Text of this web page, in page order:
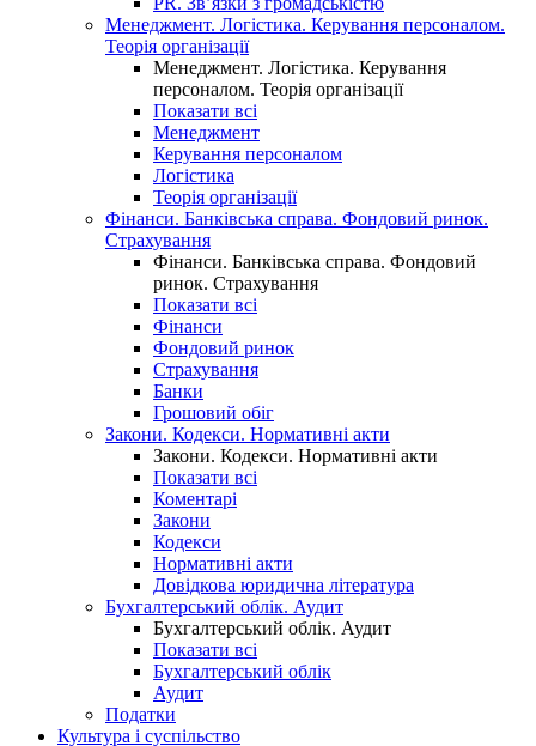
Менеджмент. Логістика. Керування персоналом.
Теорія організації
Менеджмент. Логістика. Керування
персоналом. Теорія організації
Показати всі
Менеджмент
Керування персоналом
Логістика
Теорія організації
Фінанси. Банківська справа. Фондовий ринок.
Страхування
Фінанси. Банківська справа. Фондовий
ринок. Страхування
Показати всі
Фінанси
Фондовий ринок
Страхування
Банки
Грошовий обіг
Закони. Кодекси. Нормативні акти
Закони. Кодекси. Нормативні акти
Показати всі
Коментарі
Закони
Кодекси
Нормативні акти
Довідкова юридична література
Бухгалтерський облік. Аудит
Бухгалтерський облік. Аудит
Показати всі
Бухгалтерський облік
Аудит
Податки
Культура і суспільство